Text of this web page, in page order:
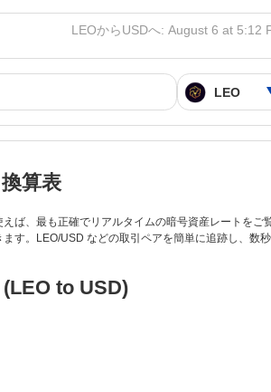
LEOからUSDへ: August 6 at 5:12
算表
ば、最も正確でリアルタイムの暗号資産レートを
す。LEO/USD などの取引ペアを簡単に追跡し、数秒
to USD)